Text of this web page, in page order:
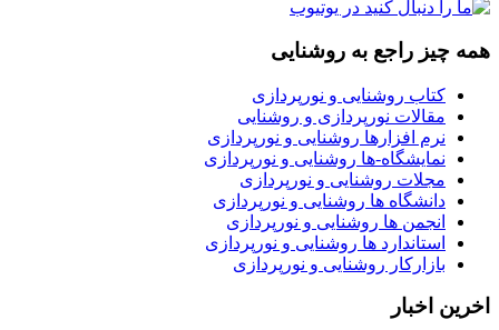
همه چیز راجع به روشنایی
کتاب روشنایی و نورپردازی
مقالات نورپردازی و روشنایی
نرم افزارها روشنایی و نورپردازی
نمایشگاه-ها روشنایی و نورپردازی
مجلات روشنایی و نورپردازی
دانشگاه ها روشنایی و نورپردازی
انجمن ها روشنایی و نورپردازی
استاندارد ها روشنایی و نورپردازی
بازارکار روشنایی و نورپردازی
اخرین اخبار